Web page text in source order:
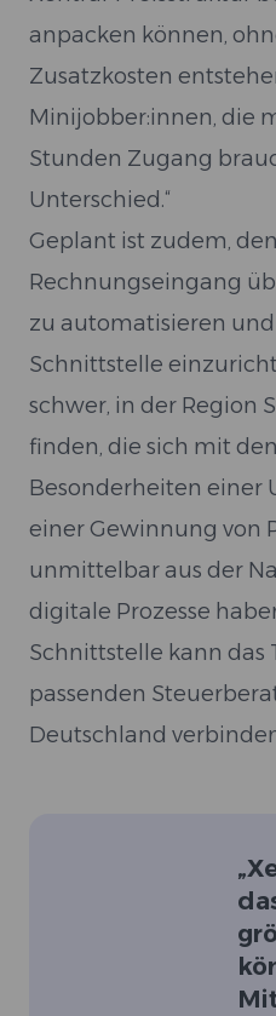
anpacken können,
Zusatzkosten
Minijobber:innen, die
Stunden Zugang
Unterschied.“
Geplant ist zudem,
Rechnungseingang
zu automatisieren und
Schnittstelle
schwer, in der Region
finden, die sich mit
Besonderheiten einer
einer Gewinnung von
unmittelbar aus der
digitale Prozesse
Schnittstelle kann das
passenden
Deutschland
„